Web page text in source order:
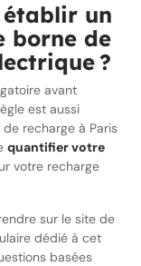
établir un
borne de
?
avant
est aussi
recharge à Paris
quantifier votre
votre recharge
sur le site de
dédié à cet
basées